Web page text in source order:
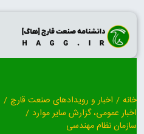
Skip
content
خانه / اخبار و رویدادهای صنعت قارچ /
اخبار عمومی، گزارش سایر موارد /
سازمان نظام مهندسی